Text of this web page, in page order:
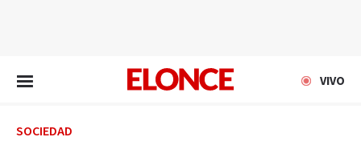
VIVO
SOCIEDAD